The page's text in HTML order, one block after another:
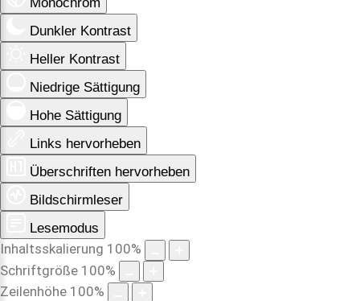
Dunkler Kontrast
Heller Kontrast
Niedrige Sättigung
Hohe Sättigung
Links hervorheben
Überschriften hervorheben
Bildschirmleser
Lesemodus
Inhaltsskalierung 100%
Schriftgröße 100%
Zeilenhöhe 100%